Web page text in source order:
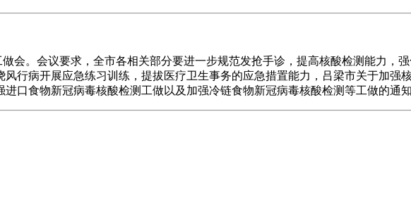
。会议要求，全市各相关部分要进一步规范发抢手诊，提高核酸检测能力，
行病开展应急练习训练，提拔医疗卫生事务的应急措置能力，吕梁市关于加强
口食物新冠病毒核酸检测工做以及加强冷链食物新冠病毒核酸检测等工做的通知